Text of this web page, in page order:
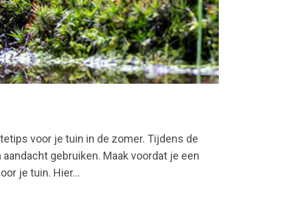
voor je tuin in de zomer. Tijdens de
gebruiken. Maak voordat je een
je tuin. Hier...